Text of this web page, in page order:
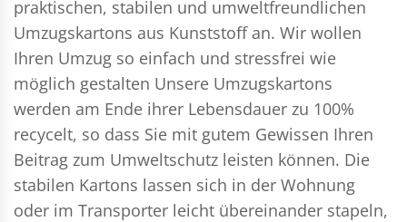
praktischen, stabilen und umweltfreundlichen
Umzugskartons aus Kunststoff an. Wir wollen
Ihren Umzug so einfach und stressfrei wie
möglich gestalten Unsere Umzugskartons
werden am Ende ihrer Lebensdauer zu 100%
recycelt, so dass Sie mit gutem Gewissen Ihren
Beitrag zum Umweltschutz leisten können. Die
stabilen Kartons lassen sich in der Wohnung
oder im Transporter leicht übereinander stapeln,